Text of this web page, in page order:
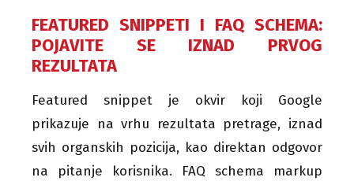
FEATURED SNIPPETI I FAQ SCHEMA:
POJAVITE SE IZNAD PRVOG
REZULTATA
Featured snippet je okvir koji Google
prikazuje na vrhu rezultata pretrage, iznad
svih organskih pozicija, kao direktan odgovor
na pitanje korisnika. FAQ schema markup